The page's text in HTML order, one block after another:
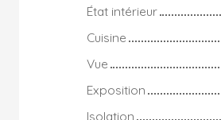
État intérieur
Cuisine
Vue
Exposition
Isolation